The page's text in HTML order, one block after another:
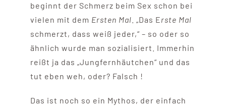
beginnt der Schmerz beim Sex schon bei
vielen mit dem Ersten Mal . „Das Erste Mal
schmerzt, dass weiß jeder,“ – so oder so
ähnlich wurde man sozialisiert. Immerhin
reißt ja das „Jungfernhäutchen“ und das
tut eben weh, oder? Falsch !
Das ist noch so ein Mythos, der einfach